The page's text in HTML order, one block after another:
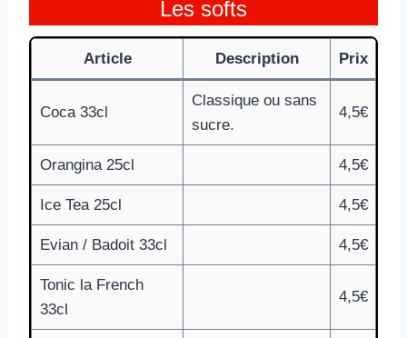
Les softs
Article Description Prix
Coca 33cl
Classique ou sans
sucre.
4,5€
Orangina 25cl 4,5€
Ice Tea 25cl 4,5€
Evian / Badoit 33cl 4,5€
Tonic la French
33cl
4,5€